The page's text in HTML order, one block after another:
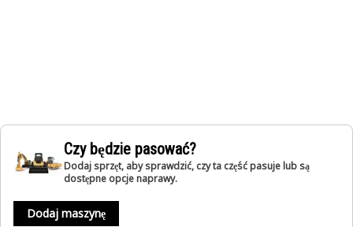
Czy będzie pasować?
Dodaj sprzęt, aby sprawdzić, czy ta część pasuje lub są
dostępne opcje naprawy.
Dodaj maszynę